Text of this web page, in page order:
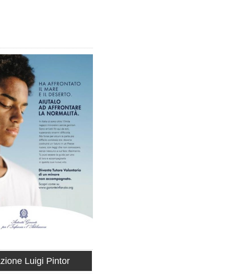
Luigi Pintor